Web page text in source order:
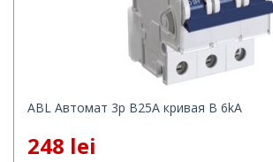
ABL Автомат 3p B25A кривая B 6kA
248 lei